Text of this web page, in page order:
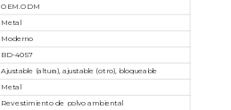
OEM.ODM
Metal
Moderno
BD-4057
Ajustable (altura), ajustable (otro), bloqueable
Metal
Revestimiento de polvo ambiental